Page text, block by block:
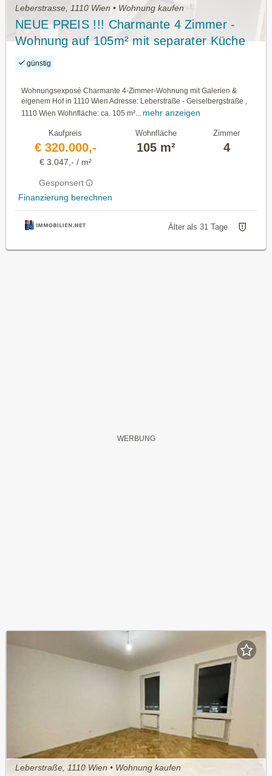
Leberstrasse, 1110 Wien • Wohnung kaufen
NEUE PREIS !!! Charmante 4 Zimmer -
Wohnung auf 105m² mit separater Küche
und eigenem Hof in top Lage 1110 Wien
günstig
Wohnungsexposé Charmante 4-Zimmer-Wohnung mit Galerien &
eigenem Hof in 1110 Wien Adresse: Leberstraße - Geiselbergstraße ,
1110 Wien Wohnfläche: ca. 105 m²...
mehr anzeigen
Kaufpreis
€ 320.000,-
€ 3.047,- / m²
Gesponsert
Finanzierung berechnen
Wohnfläche
105 m²
Zimmer
4
Älter als 31 Tage
Leberstraße, 1110 Wien • Wohnung kaufen